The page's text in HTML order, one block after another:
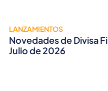
LANZAMIENTOS
Novedades de Divisa
Julio de 2026